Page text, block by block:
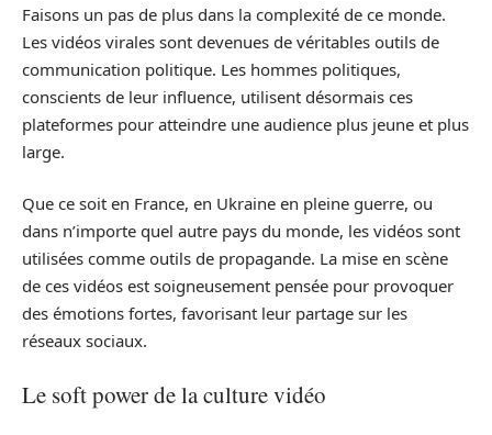
Faisons un pas de plus dans la complexité de ce monde.
Les vidéos virales sont devenues de véritables outils de
communication politique. Les hommes politiques,
conscients de leur influence, utilisent désormais ces
plateformes pour atteindre une audience plus jeune et plus
large.
Que ce soit en France, en Ukraine en pleine guerre, ou
dans n’importe quel autre pays du monde, les vidéos sont
utilisées comme outils de propagande. La mise en scène
de ces vidéos est soigneusement pensée pour provoquer
des émotions fortes, favorisant leur partage sur les
réseaux sociaux.
Le soft power de la culture vidéo